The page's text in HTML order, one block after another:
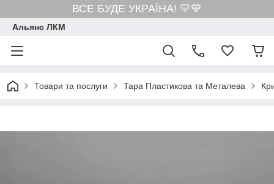
ВСЕ БУДЕ УКРАЇНА! 💛💙
Альянс ЛКМ
Товари та послуги Тара Пластикова та Металева